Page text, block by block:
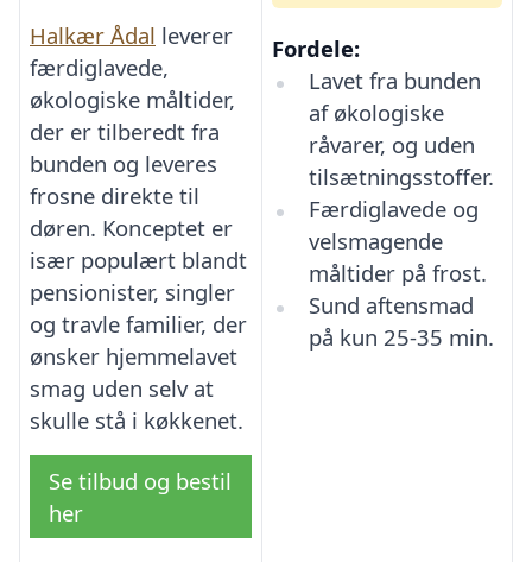
Halkær Ådal leverer
færdiglavede,
økologiske måltider,
der er tilberedt fra
bunden og leveres
frosne direkte til
døren. Konceptet er
især populært blandt
pensionister, singler
og travle familier, der
ønsker hjemmelavet
smag uden selv at
skulle stå i køkkenet.
Se tilbud og bestil
her
Fordele:
Lavet fra bunden
af økologiske
råvarer, og uden
tilsætningsstoffer.
Færdiglavede og
velsmagende
måltider på frost.
Sund aftensmad
på kun 25-35 min.